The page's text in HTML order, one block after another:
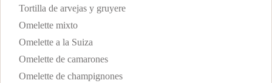
Tortilla de arvejas y gruyere
Omelette mixto
Omelette a la Suiza
Omelette de camarones
Omelette de champignones